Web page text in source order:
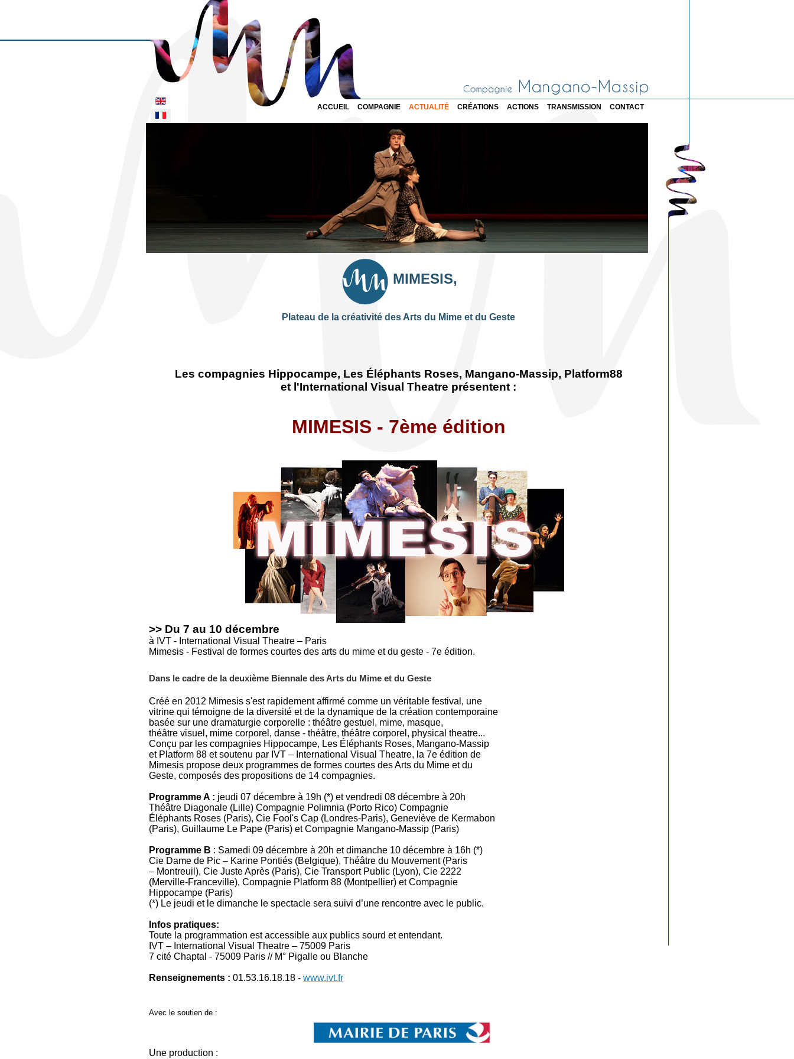
Sélectionnez votre langue
ACCUEIL COMPAGNIE ACTUALITÉ CRÉATIONS ACTIONS TRANSMISSION CONTACT
MIMESIS,
Plateau de la créativité des Arts du Mime et du Geste
Les compagnies Hippocampe, Les Éléphants Roses, Mangano-Massip, Platform88
et l'International Visual Theatre présentent :
MIMESIS - 7ème édition
>> Du 7 au 10 décembre
à IVT - International Visual Theatre – Paris
Mimesis - Festival de formes courtes des arts du mime et du geste - 7e édition.
Dans le cadre de la deuxième Biennale des Arts du Mime et du Geste
Créé en 2012 Mimesis s'est rapidement affirmé comme un véritable festival, une
vitrine qui témoigne de la diversité et de la dynamique de la création contemporaine
basée sur une dramaturgie corporelle : théâtre gestuel, mime, masque,
théâtre visuel, mime corporel, danse - théâtre, théâtre corporel, physical theatre...
Conçu par les compagnies Hippocampe, Les Éléphants Roses, Mangano-Massip
et Platform 88 et soutenu par IVT – International Visual Theatre, la 7e édition de
Mimesis propose deux programmes de formes courtes des Arts du Mime et du
Geste, composés des propositions de 14 compagnies.
Programme A : jeudi 07 décembre à 19h (*) et vendredi 08 décembre à 20h
Théâtre Diagonale (Lille) Compagnie Polimnia (Porto Rico) Compagnie
Éléphants Roses (Paris), Cie Fool's Cap (Londres-Paris), Geneviève de Kermabon
(Paris), Guillaume Le Pape (Paris) et Compagnie Mangano-Massip (Paris)
Programme B : Samedi 09 décembre à 20h et dimanche 10 décembre à 16h (*)
Cie Dame de Pic – Karine Pontiés (Belgique), Théâtre du Mouvement (Paris
– Montreuil), Cie Juste Après (Paris), Cie Transport Public (Lyon), Cie 2222
(Merville-Franceville), Compagnie Platform 88 (Montpellier) et Compagnie
Hippocampe (Paris)
(*) Le jeudi et le dimanche le spectacle sera suivi d’une rencontre avec le public.
Infos pratiques:
Toute la programmation est accessible aux publics sourd et entendant.
IVT – International Visual Theatre – 75009 Paris
7 cité Chaptal - 75009 Paris // M° Pigalle ou Blanche
Renseignements : 01.53.16.18.18 - www.ivt.fr
Avec le soutien de :
Une production :